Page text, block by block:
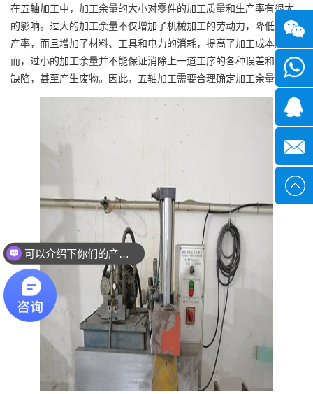
在五轴加工中，加工余量的大小对零件的加工质量和生产率有很大
的影响。过大的加工余量不仅增加了机械加工的劳动力，降低了生
产率，而且增加了材料、工具和电力的消耗，提高了加工成本。然
而，过小的加工余量并不能保证消除上一道工序的各种误差和表面
缺陷，甚至产生废物。因此，五轴加工需要合理确定加工余量。
微信